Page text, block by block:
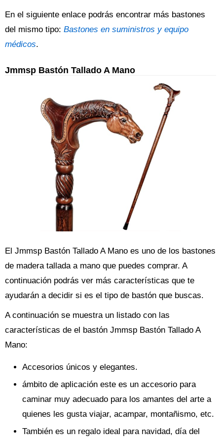
En el siguiente enlace podrás encontrar más bastones
del mismo tipo: Bastones en suministros y equipo
médicos.
Jmmsp Bastón Tallado A Mano
El Jmmsp Bastón Tallado A Mano es uno de los bastones
de madera tallada a mano que puedes comprar. A
continuación podrás ver más características que te
ayudarán a decidir si es el tipo de bastón que buscas.
A continuación se muestra un listado con las
características de el bastón Jmmsp Bastón Tallado A
Mano:
Accesorios únicos y elegantes.
ámbito de aplicación este es un accesorio para
caminar muy adecuado para los amantes del arte a
quienes les gusta viajar, acampar, montañismo, etc.
También es un regalo ideal para navidad, día del